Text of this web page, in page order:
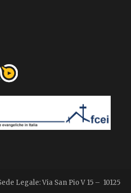
Legale: Via San Pio V 15 – 10125